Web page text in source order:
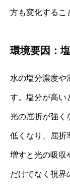
方も変化するこ
環境要因：
水の塩分濃度や
す。塩分が高い
光の屈折が強く
低くなり、屈折
増すと光の吸収
だけでなく視界